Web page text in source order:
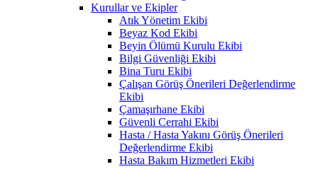
Kurullar ve Ekipler
Atık Yönetim Ekibi
Beyaz Kod Ekibi
Beyin Ölümü Kurulu Ekibi
Bilgi Güvenliği Ekibi
Bina Turu Ekibi
Çalışan Görüş Önerileri Değerlendirme
Ekibi
Çamaşırhane Ekibi
Güvenli Cerrahi Ekibi
Hasta / Hasta Yakını Görüş Önerileri
Değerlendirme Ekibi
Hasta Bakım Hizmetleri Ekibi